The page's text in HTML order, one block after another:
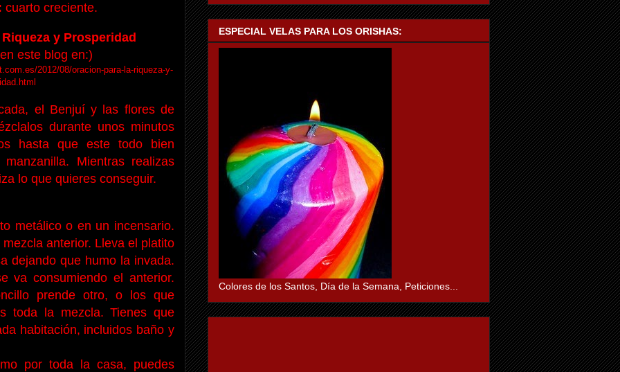
cuarto creciente.
y Prosperidad
este blog en:)
2012/08/oracion-para-la-riqueza-y-
el Benjuí y las flores de
durante unos minutos
hasta que este todo bien
Mientras realizas
lo que quieres conseguir.
metálico o en un incensario.
anterior. Lleva el platito
dejando que humo la invada.
va consumiendo el anterior.
prende otro, o los que
toda la mezcla. Tienes que
habitación, incluidos baño y
por toda la casa, puedes
ESPECIAL VELAS PARA LOS ORISHAS:
Colores de los Santos, Día de la Semana, Peticiones...